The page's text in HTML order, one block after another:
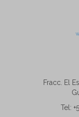
Fracc. El
Tel: